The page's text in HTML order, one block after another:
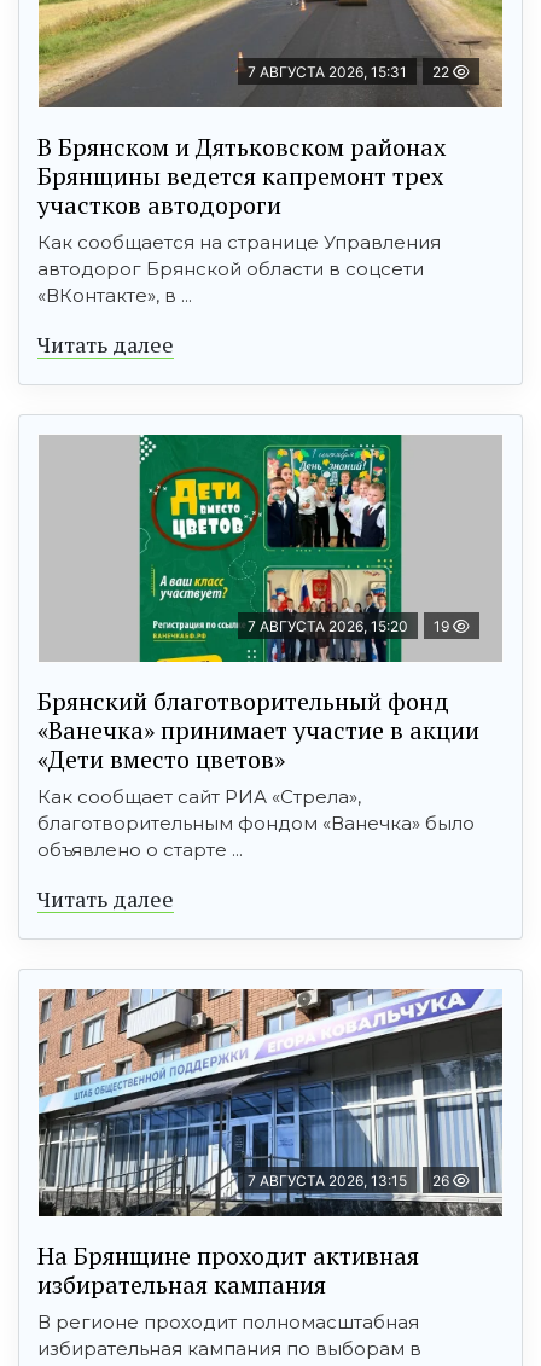
7 АВГУСТА 2026, 15:31 22
В Брянском и Дятьковском районах
Брянщины ведется капремонт трех
участков автодороги
Как сообщается на странице Управления
автодорог Брянской области в соцсети
«ВКонтакте», в ...
Читать далее
7 АВГУСТА 2026, 15:20 19
Брянский благотворительный фонд
«Ванечка» принимает участие в акции
«Дети вместо цветов»
Как сообщает сайт РИА «Стрела»,
благотворительным фондом «Ванечка» было
объявлено о старте ...
Читать далее
7 АВГУСТА 2026, 13:15 26
На Брянщине проходит активная
избирательная кампания
В регионе проходит полномасштабная
избирательная кампания по выборам в